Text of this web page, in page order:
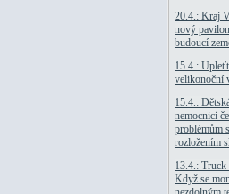
20.4.: Kraj
nový
budoucí
15.4.:
velikonoční
15.4.:
nemocnici
problémům
rozložením
13.4.:
Když se